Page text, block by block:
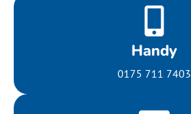
Handy
0175 711 7403